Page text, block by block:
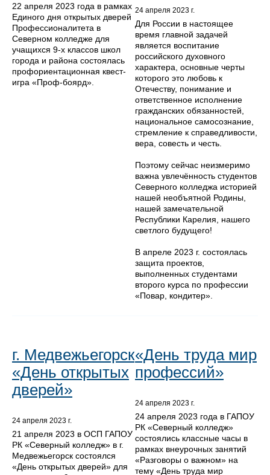
22 апреля 2023 года в рамках
Единого дня открытых дверей
Профессионалитета в
Северном колледже для
учащихся 9-х классов школ
города и района состоялась
профориентационная квест-
игра «Проф-боярд».
24 апреля 2023 г.
Для России в настоящее
время главной задачей
является воспитание
российского духовного
характера, основные черты
которого это любовь к
Отечеству, понимание и
ответственное исполнение
гражданских обязанностей,
национальное самосознание,
стремление к справедливости,
вера, совесть и честь.
Поэтому сейчас неизмеримо
важна увлечённость студентов
Северного колледжа историей
нашей необъятной Родины,
нашей замечательной
Республики Карелия, нашего
светлого будущего!
В апреле 2023 г. состоялась
защита проектов,
выполненных студентами
второго курса по профессии
«Повар, кондитер».
г. Медвежьегорск
«День открытых
дверей»
24 апреля 2023 г.
21 апреля 2023 в ОСП ГАПОУ
РК «Северный колледж» в г.
Медвежьегорск состоялся
«День открытых дверей» для
«День труда мир
профессий»
24 апреля 2023 г.
24 апреля 2023 года в ГАПОУ
РК «Северный колледж»
состоялись классные часы в
рамках внеурочных занятий
«Разговоры о важном» на
тему «День труда мир